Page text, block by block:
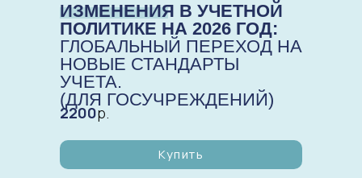
Купить
ИЗМЕНЕНИЯ В УЧЕТНОЙ
ПОЛИТИКЕ НА 2026 ГОД:
ГЛОБАЛЬНЫЙ ПЕРЕХОД НА
НОВЫЕ СТАНДАРТЫ
УЧЕТА.
(ДЛЯ ГОСУЧРЕЖДЕНИЙ)
2200р.